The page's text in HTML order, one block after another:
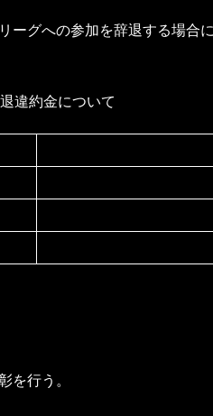
グへの参加を辞退する場合
違約金について
を行う。